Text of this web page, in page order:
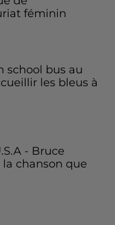
féminin
school bus au
les bleus à
- Bruce
la chanson que